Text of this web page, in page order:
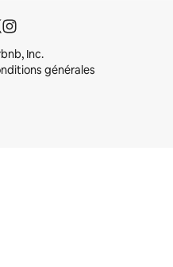
Inc.
générales